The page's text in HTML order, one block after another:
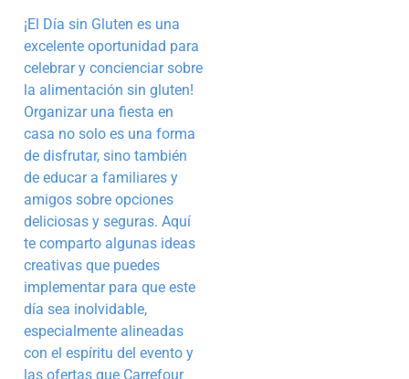
¡El Día sin Gluten es una
excelente oportunidad para
celebrar y concienciar sobre
la alimentación sin gluten!
Organizar una fiesta en
casa no solo es una forma
de disfrutar, sino también
de educar a familiares y
amigos sobre opciones
deliciosas y seguras. Aquí
te comparto algunas ideas
creativas que puedes
implementar para que este
día sea inolvidable,
especialmente alineadas
con el espíritu del evento y
las ofertas que Carrefour